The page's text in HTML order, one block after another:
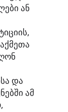
ან
და
ამ